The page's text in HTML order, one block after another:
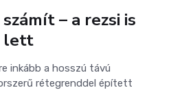
– a rezsi is
lett
inkább a hosszú távú
rétegrenddel épített